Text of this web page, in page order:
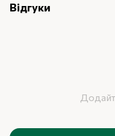
Відгуки